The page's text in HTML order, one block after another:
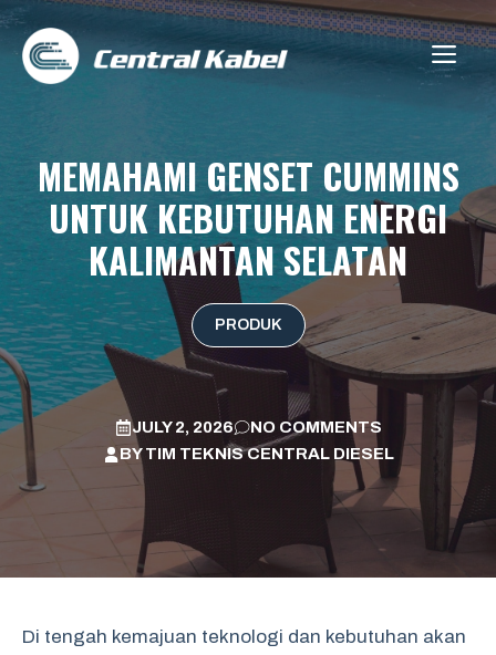
Skip
content
MEMAHAMI GENSET CUMMINS
UNTUK KEBUTUHAN ENERGI
KALIMANTAN SELATAN
PRODUK
JULY 2, 2026
NO COMMENTS
BYTIM TEKNIS CENTRAL DIESEL
Di tengah kemajuan teknologi dan kebutuhan akan